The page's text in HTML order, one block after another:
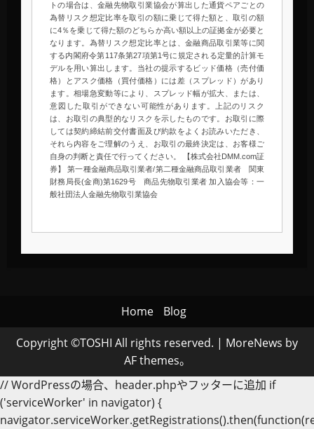
トの場合は、金融先物取引業協会が算出した通貨ペアごとの
為替リスク想定比率を取引の額に乗じて得た額と、取引の額
に4％を乗じて得た額のどちらか高い額以上の証拠金が必要と
なります。為替リスク想定比率とは、金融商品取引業等に関
する内閣府令第117条第27項第1号に規定される定量的計算モ
デルを用い算出します。当社の提示するビッド価格（売付価
格）とアスク価格（買付価格）には差（スプレッド）があり
ます。相場急変動等により、スプレッド幅が拡大、または、
意図した取引ができない可能性があります。上記のリスク
は、お取引の典型的なリスクを示したものです。お取引に際
しては契約締結前交付書面及び約款をよくお読みいただき、
それら内容をご理解のうえ、お取引の最終決定は、お客様ご
自身の判断と責任で行ってください。 【株式会社DMM.com証
券】 第一種金融商品取引業者/第二種金融商品取引業者 関東
財務局長(金商)第1629号 商品先物取引業者 加入協会等：一
般社団法人金融先物取引業協会
Home Blog
Copyright ©TOSHI All rights reserved. | MoreNews by
AF themes。
// WordPressの場合、header.phpやフッターに追加 if
('serviceWorker' in navigator) {